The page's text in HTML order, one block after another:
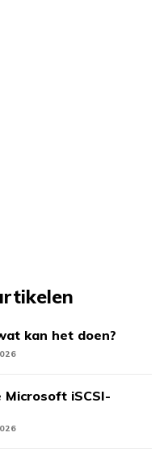
kan het doen?
iSCSI-